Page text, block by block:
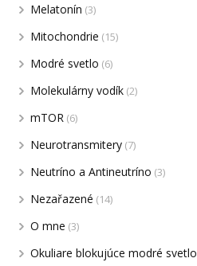
Melatonín (3)
Mitochondrie (15)
Modré svetlo (6)
Molekulárny vodík (2)
mTOR (6)
Neurotransmitery (7)
Neutríno a Antineutríno (3)
Nezařazené (14)
O mne (3)
Okuliare blokujúce modré svetlo